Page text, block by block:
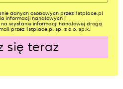
danych osobowych przez 1stplace.pl
informacji handlowych i
wysłanie informacji handlowej drogą
przez 1stplace.pl sp. z o.o. sp.k.
się teraz